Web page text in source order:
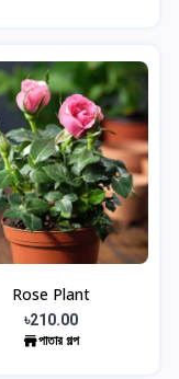
Rose Plant
৳210.00
পাতার গল্প